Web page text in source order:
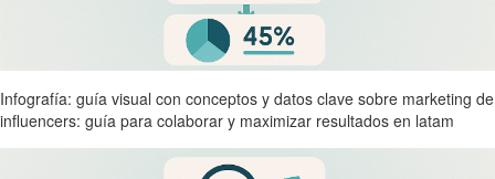
Infografía: guía visual con conceptos y datos clave sobre marketing de
influencers: guía para colaborar y maximizar resultados en latam